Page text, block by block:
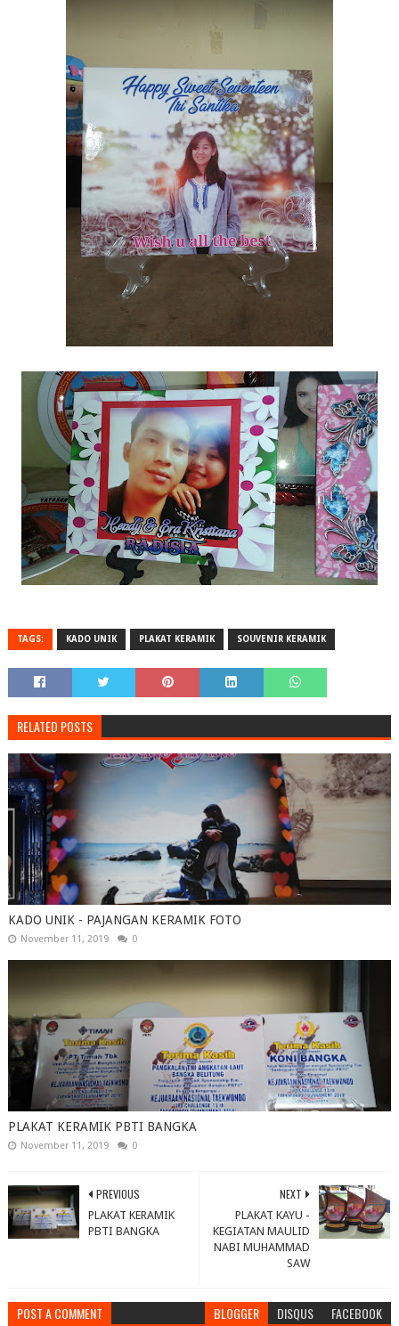
TAGS: KADO UNIK PLAKAT KERAMIK SOUVENIR KERAMIK
RELATED POSTS
KADO UNIK - PAJANGAN KERAMIK FOTO
November 11, 2019 0
PLAKAT KERAMIK PBTI BANGKA
November 11, 2019 0
NEXT
PLAKAT KAYU -
KEGIATAN MAULID
NABI MUHAMMAD
SAW
PREVIOUS
PLAKAT KERAMIK
PBTI BANGKA
POST A COMMENT BLOGGER DISQUS FACEBOOK